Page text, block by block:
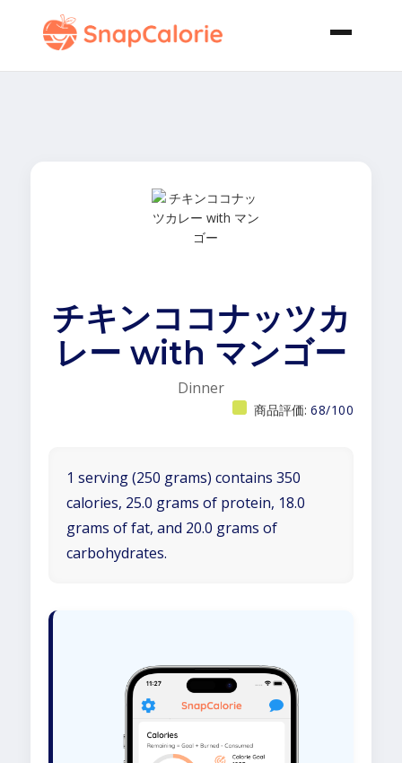
チキンココナッツカ
レー with マンゴー
Dinner
商品評価: 68/100
1 serving (250 grams) contains 350
calories, 25.0 grams of protein, 18.0
grams of fat, and 20.0 grams of
carbohydrates.